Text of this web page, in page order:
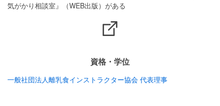
気がかり相談室』（WEB出版）がある
資格・学位
一般社団法人離乳食インストラクター協会 代表理事